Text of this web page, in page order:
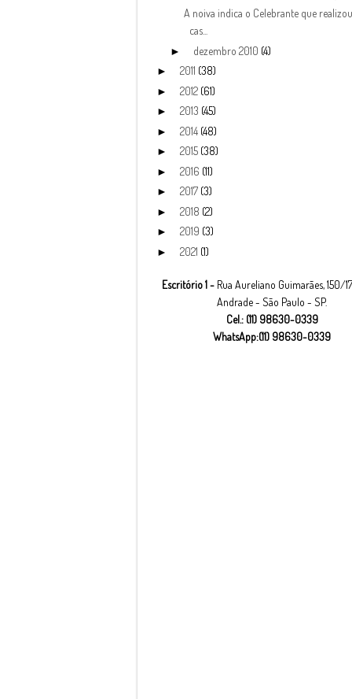
A noiva indica o Celebrante que
cas...
► dezembro 2010 (4)
► 2011 (38)
► 2012 (61)
► 2013 (45)
► 2014 (48)
► 2015 (38)
► 2016 (11)
► 2017 (3)
► 2018 (2)
► 2019 (3)
► 2021 (1)
Escritório 1 -Rua Aureliano Guimarães, 150/
Andrade - São Paulo - SP.
Cel.: (11) 98630-0339
WhatsApp:(11) 98630-0339